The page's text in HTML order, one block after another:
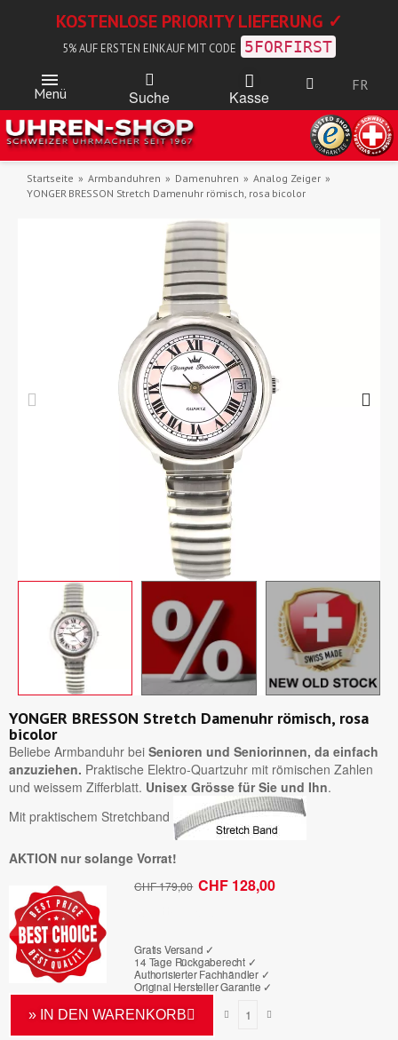
KOSTENLOSE PRIORITY LIEFERUNG ✓
5% AUF ERSTEN EINKAUF MIT CODE 5FORFIRST
Menü Suche Kasse
FR
Startseite Armbanduhren Damenuhren
Analog Zeiger
YONGER BRESSON Stretch Damenuhr römisch, rosa bicolor
YONGER BRESSON Stretch Damenuhr römisch, rosa
bicolor
Beliebe Armbanduhr bei Senioren und Seniorinnen, da einfach
anzuziehen. Praktische Elektro-Quartzuhr mit römischen Zahlen
und weissem Zifferblatt. Unisex Grösse für Sie und Ihn.
Mit praktischem Stretchband
AKTION nur solange Vorrat!
CHF 179,00 CHF 128,00
Gratis Versand ✓
14 Tage Rückgaberecht ✓
Authorisierter Fachhändler ✓
Original Hersteller Garantie ✓
» IN DEN WARENKORB